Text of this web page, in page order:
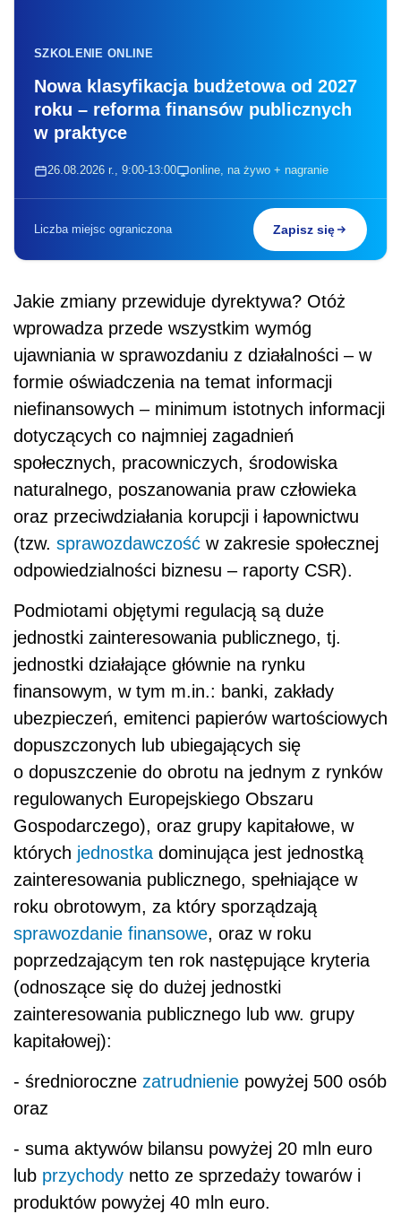
SZKOLENIE ONLINE
Nowa klasyfikacja budżetowa od 2027
roku – reforma finansów publicznych
w praktyce
26.08.2026 r., 9:00-13:00 online, na żywo + nagranie
Liczba miejsc ograniczona Zapisz się
Jakie zmiany przewiduje dyrektywa? Otóż
wprowadza przede wszystkim wymóg
ujawniania w sprawozdaniu z działalności – w
formie oświadczenia na temat informacji
niefinansowych – minimum istotnych informacji
dotyczących co najmniej zagadnień
społecznych, pracowniczych, środowiska
naturalnego, poszanowania praw człowieka
oraz przeciwdziałania korupcji i łapownictwu
(tzw. sprawozdawczość w zakresie społecznej
odpowiedzialności biznesu – raporty CSR).
Podmiotami objętymi regulacją są duże
jednostki zainteresowania publicznego, tj.
jednostki działające głównie na rynku
finansowym, w tym m.in.: banki, zakłady
ubezpieczeń, emitenci papierów wartościowych
dopuszczonych lub ubiegających się
o dopuszczenie do obrotu na jednym z rynków
regulowanych Europejskiego Obszaru
Gospodarczego), oraz grupy kapitałowe, w
których jednostka dominująca jest jednostką
zainteresowania publicznego, spełniające w
roku obrotowym, za który sporządzają
sprawozdanie finansowe, oraz w roku
poprzedzającym ten rok następujące kryteria
(odnoszące się do dużej jednostki
zainteresowania publicznego lub ww. grupy
kapitałowej):
- średnioroczne zatrudnienie powyżej 500 osób
oraz
- suma aktywów bilansu powyżej 20 mln euro
lub przychody netto ze sprzedaży towarów i
produktów powyżej 40 mln euro.